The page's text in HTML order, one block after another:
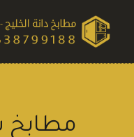
المحتوى
مطابخ